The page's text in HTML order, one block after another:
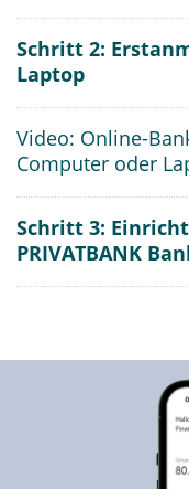
Schritt 2:
Laptop
Video: Online-
Computer oder
Schritt 3:
PRIVATBANK